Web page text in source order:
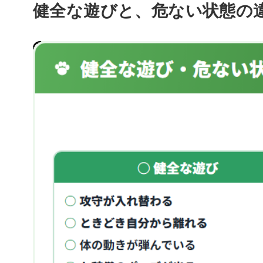
健全な遊びと、危ない状態の